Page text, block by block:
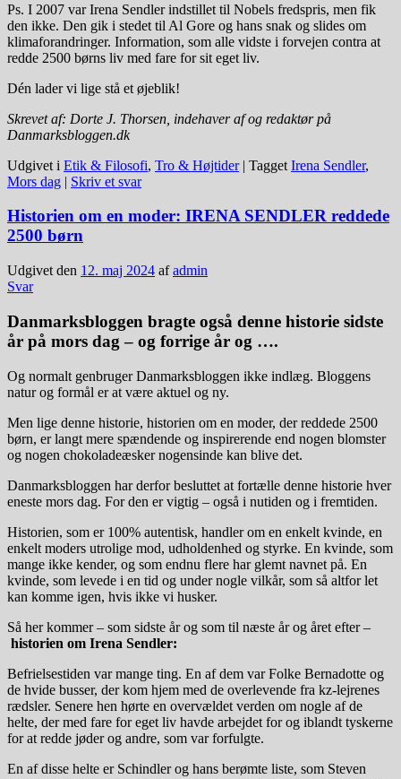
Ps. I 2007 var Irena Sendler indstillet til Nobels fredspris, men fik
den ikke. Den gik i stedet til Al Gore og hans snak og slides om
klimaforandringer. Information, som alle vidste i forvejen contra at
redde 2500 børns liv med fare for sit eget liv.
Dén lader vi lige stå et øjeblik!
Skrevet af: Dorte J. Thorsen, indehaver af og redaktør på
Danmarksbloggen.dk
Udgivet i Etik & Filosofi, Tro & Højtider | Tagget Irena Sendler,
Mors dag | Skriv et svar
Historien om en moder: IRENA SENDLER reddede
2500 børn
Udgivet den 12. maj 2024 afadmin
Svar
Danmarksbloggen bragte også denne historie sidste
år på mors dag – og forrige år og ….
Og normalt genbruger Danmarksbloggen ikke indlæg. Bloggens
natur og formål er at være aktuel og ny.
Men lige denne historie, historien om en moder, der reddede 2500
børn, er langt mere spændende og inspirerende end nogen blomster
og nogen chokoladeæsker nogensinde kan blive det.
Danmarksbloggen har derfor besluttet at fortælle denne historie hver
eneste mors dag. For den er vigtig – også i nutiden og i fremtiden.
Historien, som er 100% autentisk, handler om en enkelt kvinde, en
enkelt moders utrolige mod, udholdenhed og styrke. En kvinde, som
mange ikke kender, og som endnu flere har glemt navnet på. En
kvinde, som levede i en tid og under nogle vilkår, som så altfor let
kan komme igen, hvis ikke vi husker.
Så her kommer – som sidste år og som til næste år og året efter –
historien om Irena Sendler:
Befrielsestiden var mange ting. En af dem var Folke Bernadotte og
de hvide busser, der kom hjem med de overlevende fra kz-lejrenes
rædsler. Senere hen hørte en overvældet verden om nogle af de
helte, der med fare for eget liv havde arbejdet for og iblandt tyskerne
for at redde jøder og andre, som var forfulgte.
En af disse helte er Schindler og hans berømte liste, som Steven